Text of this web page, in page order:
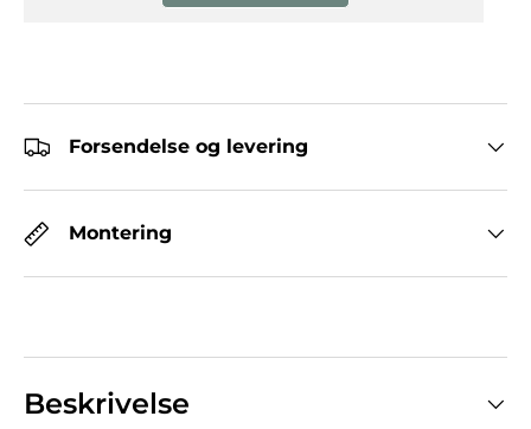
Forsendelse og levering
Montering
Beskrivelse